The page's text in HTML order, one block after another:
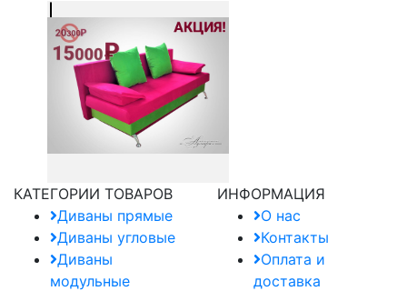
КАТЕГОРИИ ТОВАРОВ
Диваны прямые
Диваны угловые
Диваны
модульные
ИНФОРМАЦИЯ
О нас
Контакты
Оплата и
доставка